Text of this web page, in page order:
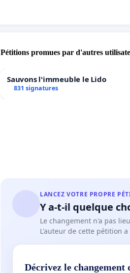
Pétitions promues par d'autres
Sauvons l'immeuble le Lido
831 signatures
LANCEZ VOTRE PROPRE
Y a-t-il quelque
Le changement n'a pas
L'auteur de cette pétition
Décrivez le changement